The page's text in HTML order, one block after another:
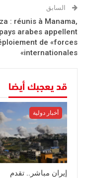
السابق
: réunis à Manama,
arabes appellent
de «forces
internationales»
قد يعجبك أيضا
أخبار دولية
إيران مباشر.. تقدم